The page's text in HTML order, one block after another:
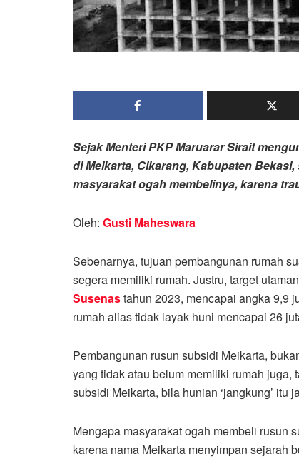
Sejak Menteri PKP Maruarar Sirait
di Meikarta, Cikarang, Kabupaten
masyarakat ogah membelinya, karena
Oleh: Gusti Maheswara
Sebenarnya, tujuan pembangunan rumah
segera memiliki rumah. Justru, target
Susenastahun 2023, mencapai angka 9,9
rumah alias tidak layak huni mencapai 26
Pembangunan rusun subsidi Meikarta,
yang tidak atau belum memiliki rumah juga,
subsidi Meikarta, bila hunian ‘jangkung’ itu
Mengapa masyarakat ogah membeli rusun
karena nama Meikarta menyimpan sejarah